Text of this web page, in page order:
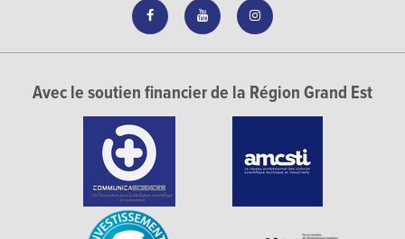
Avec le soutien financier de la Région Grand Est